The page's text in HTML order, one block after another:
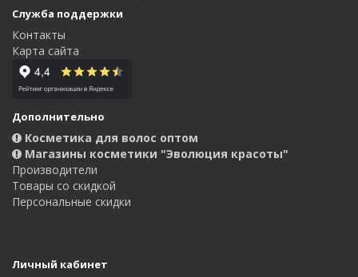
Служба поддержки
Контакты
Карта сайта
Дополнительно
Косметика для волос оптом
Магазины косметики "Эволюция красоты"
Производители
Товары со скидкой
Персональные скидки
Личный кабинет